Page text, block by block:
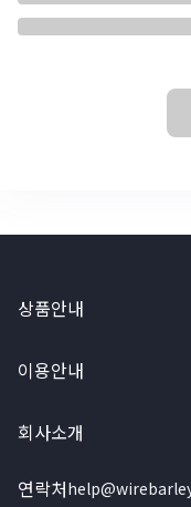
상품안내
이용안내
회사소개
연락처